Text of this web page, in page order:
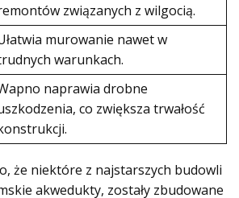
związanych z wilgocią.
murowanie nawet w
warunkach.
naprawia drobne
co zwiększa trwałość
że niektóre z najstarszych budowli
akwedukty, zostały zbudowane